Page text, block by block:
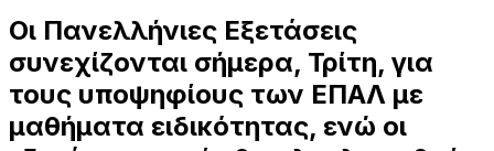
Οι Πανελλήνιες Εξετάσεις
συνεχίζονται σήμερα, Τρίτη, για
τους υποψηφίους των ΕΠΑΛ με
μαθήματα ειδικότητας, ενώ οι